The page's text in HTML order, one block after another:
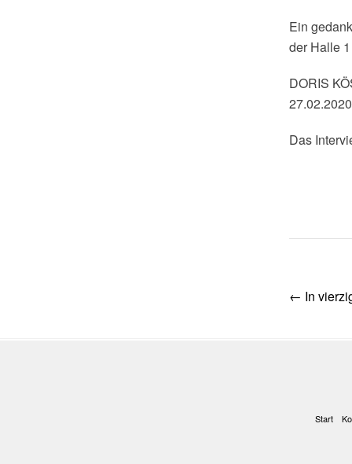
Ein
der Halle
DORIS
27.02.2020
Das
Post
← In
Start